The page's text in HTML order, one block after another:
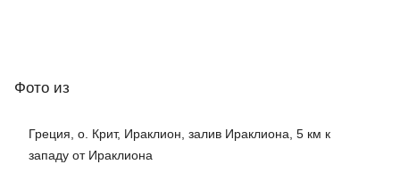
Фото из
Греция, о. Крит, Ираклион, залив Ираклиона, 5 км к
западу от Ираклиона